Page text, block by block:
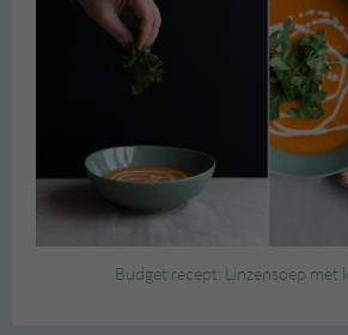
Budget recept: Linzensoep met